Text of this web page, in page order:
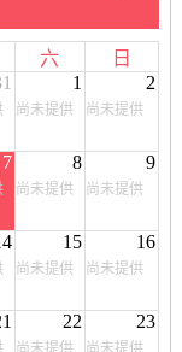
六
日
1
尚未提供
2
尚未提供
7 8
尚未提供
9
尚未提供
15
尚未提供
16
尚未提供
22
尚未提供
23
尚未提供